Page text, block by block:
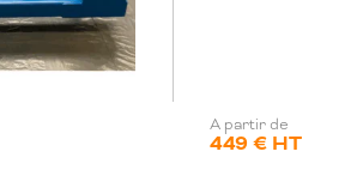
A partir de
449 € HT